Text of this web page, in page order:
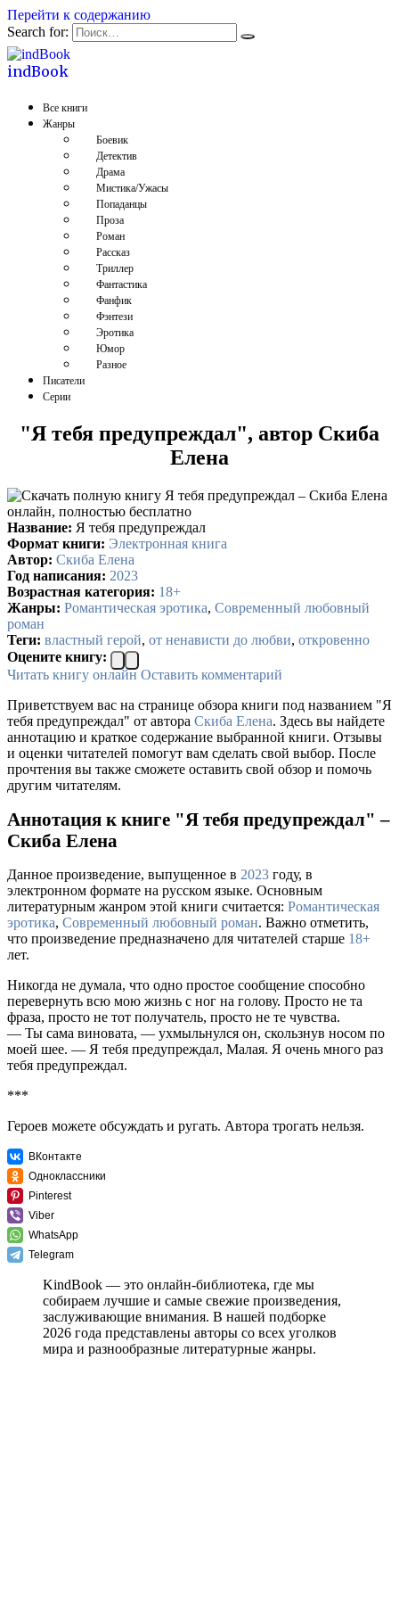
Перейти к содержанию
Search for:
indBook
Все книги
Жанры
Боевик
Детектив
Драма
Мистика/Ужасы
Попаданцы
Проза
Роман
Рассказ
Триллер
Фантастика
Фанфик
Фэнтези
Эротика
Юмор
Разное
Писатели
Серии
"Я тебя предупреждал", автор Скиба
Елена
Название: Я тебя предупреждал
Формат книги: Электронная книга
Автор: Скиба Елена
Год написания: 2023
Возрастная категория: 18+
Жанры: Романтическая эротика, Современный любовный
роман
Теги: властный герой, от ненависти до любви, откровенно
Оцените книгу:
Читать книгу онлайн Оставить комментарий
Приветствуем вас на странице обзора книги под названием "Я
тебя предупреждал" от автора Скиба Елена. Здесь вы найдете
аннотацию и краткое содержание выбранной книги. Отзывы
и оценки читателей помогут вам сделать свой выбор. После
прочтения вы также сможете оставить свой обзор и помочь
другим читателям.
Аннотация к книге "Я тебя предупреждал" –
Скиба Елена
Данное произведение, выпущенное в 2023 году, в
электронном формате на русском языке. Основным
литературным жанром этой книги считается: Романтическая
эротика, Современный любовный роман. Важно отметить,
что произведение предназначено для читателей старше 18+
лет.
Никогда не думала, что одно простое сообщение способно
перевернуть всю мою жизнь с ног на голову. Просто не та
фраза, просто не тот получатель, просто не те чувства.
— Ты сама виновата, — ухмыльнулся он, скользнув носом по
моей шее. — Я тебя предупреждал, Малая. Я очень много раз
тебя предупреждал.
***
Героев можете обсуждать и ругать. Автора трогать нельзя.
ВКонтакте
Одноклассники
Pinterest
Viber
WhatsApp
Telegram
KindBook — это онлайн-библиотека, где мы
собираем лучшие и самые свежие произведения,
заслуживающие внимания. В нашей подборке
2026 года представлены авторы со всех уголков
мира и разнообразные литературные жанры.